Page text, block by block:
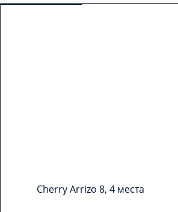
Cherry Arrizo 8, 4 места